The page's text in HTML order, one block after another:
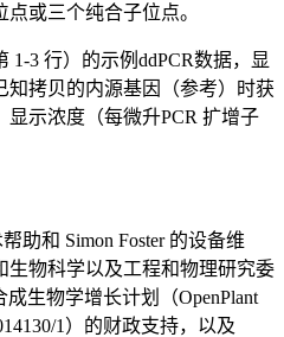
或三个纯合子位点。
1-3 行）的示例ddPCR数据，显
知拷贝的内源基因（参考）时获
示浓度（每微升PCR 扩增子
助和 Simon Foster 的设备维
生物科学以及工程和物理研究委
成生物学增长计划（OpenPlant
1）的财政支持，以及